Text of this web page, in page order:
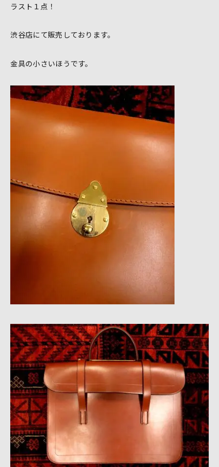
ラスト１点！
渋谷店にて販売しております。
金具の小さいほうです。